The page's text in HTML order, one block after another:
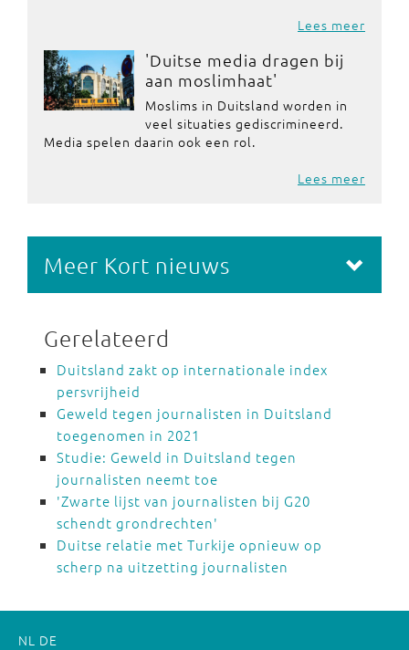
Lees meer
'Duitse media dragen bij
aan moslimhaat'
Moslims in Duitsland worden in
veel situaties gediscrimineerd.
Media spelen daarin ook een rol.
Lees meer
Meer Kort nieuws
Gerelateerd
Duitsland zakt op internationale index
persvrijheid
Geweld tegen journalisten in Duitsland
toegenomen in 2021
Studie: Geweld in Duitsland tegen
journalisten neemt toe
'Zwarte lijst van journalisten bij G20
schendt grondrechten'
Duitse relatie met Turkije opnieuw op
scherp na uitzetting journalisten
NL DE